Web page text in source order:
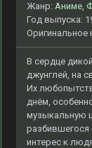
Жанр: Аниме,
Год выпуска:
Оригинальное
В сердце
джунглей, на
Их
днём,
музыкальную
разбившегося
интерес к